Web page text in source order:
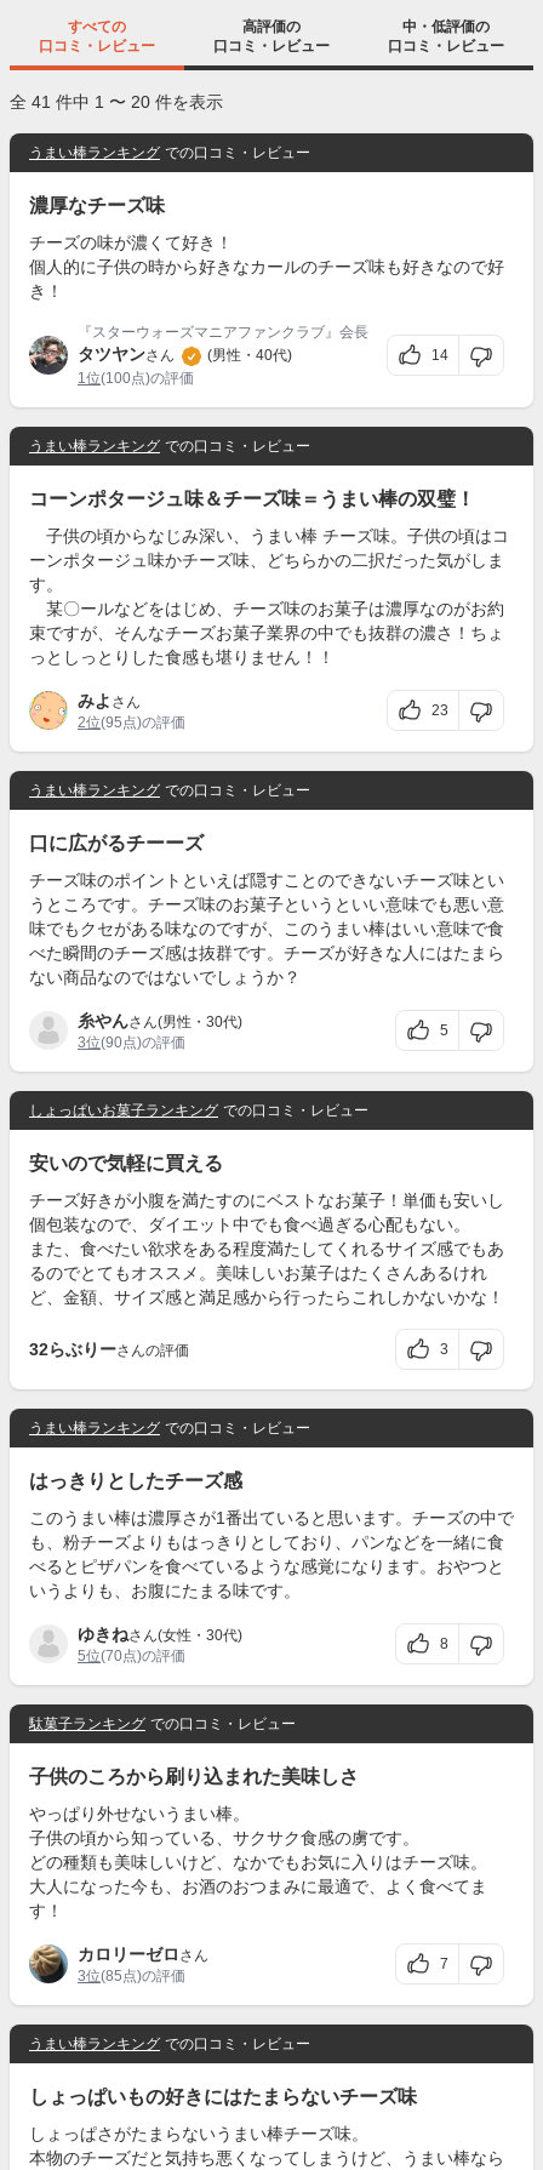
すべての
口コミ・レビュー
高評価の
口コミ・レビュー
中・低評価の
口コミ・レビュー
全 41 件中 1 〜 20 件を表示
うまい棒ランキング での口コミ・レビュー
濃厚なチーズ味
チーズの味が濃くて好き！
個人的に子供の時から好きなカールのチーズ味も好きなので好
き！
『スターウォーズマニアファンクラブ』会長
タツヤンさん
(男性・40代)
1位(100点)の評価
14
うまい棒ランキング での口コミ・レビュー
コーンポタージュ味＆チーズ味＝うまい棒の双璧！
子供の頃からなじみ深い、うまい棒 チーズ味。子供の頃はコ
ーンポタージュ味かチーズ味、どちらかの二択だった気がしま
す。
某〇ールなどをはじめ、チーズ味のお菓子は濃厚なのがお約
束ですが、そんなチーズお菓子業界の中でも抜群の濃さ！ちょ
っとしっとりした食感も堪りません！！
みよ さん
2位(95点)の評価
23
うまい棒ランキング での口コミ・レビュー
口に広がるチーーズ
チーズ味のポイントといえば隠すことのできないチーズ味とい
うところです。チーズ味のお菓子というといい意味でも悪い意
味でもクセがある味なのですが、このうまい棒はいい意味で食
べた瞬間のチーズ感は抜群です。チーズが好きな人にはたまら
ない商品なのではないでしょうか？
糸やんさん(男性・30代)
3位(90点)の評価
5
しょっぱいお菓子ランキング での口コミ・レビュー
安いので気軽に買える
チーズ好きが小腹を満たすのにベストなお菓子！単価も安いし
個包装なので、ダイエット中でも食べ過ぎる心配もない。
また、食べたい欲求をある程度満たしてくれるサイズ感でもあ
るのでとてもオススメ。美味しいお菓子はたくさんあるけれ
ど、金額、サイズ感と満足感から行ったらこれしかないかな！
32らぶりーさんの評価 3
うまい棒ランキング での口コミ・レビュー
はっきりとしたチーズ感
このうまい棒は濃厚さが1番出ていると思います。チーズの中で
も、粉チーズよりもはっきりとしており、パンなどを一緒に食
べるとピザパンを食べているような感覚になります。おやつと
いうよりも、お腹にたまる味です。
ゆきねさん(女性・30代)
5位(70点)の評価
8
駄菓子ランキング での口コミ・レビュー
子供のころから刷り込まれた美味しさ
やっぱり外せないうまい棒。
子供の頃から知っている、サクサク食感の虜です。
どの種類も美味しいけど、なかでもお気に入りはチーズ味。
大人になった今も、お酒のおつまみに最適で、よく食べてま
す！
カロリーゼロ さん
3位(85点)の評価
7
うまい棒ランキング での口コミ・レビュー
しょっぱいもの好きにはたまらないチーズ味
しょっぱさがたまらないうまい棒チーズ味。
本物のチーズだと気持ち悪くなってしまうけど、うまい棒なら